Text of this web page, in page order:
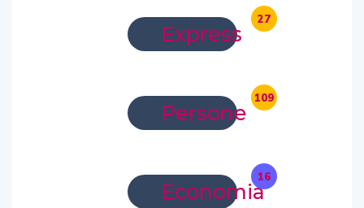
Express
27
Persone
109
Economia
16